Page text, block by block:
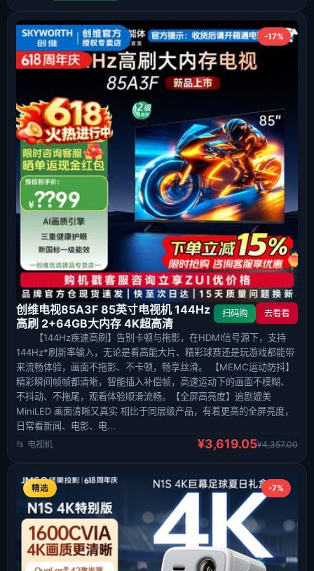
-17%
创维电视85A3F 85英寸电视机 144Hz
高刷 2+64GB大内存 4K超高清
扫码购 去看看
【144Hz疾速高刷】告别卡顿与拖影，在HDMI信号源下，支持
144Hz*刷新率输入，无论是看高能大片、精彩球赛还是玩游戏都能带
来流畅体验，画面不拖影、不卡顿，畅享丝滑。 【MEMC运动防抖】
精彩瞬间帧帧都清晰，智能插入补偿帧，高速运动下的画面不模糊、
不抖动、不拖尾，观看体验顺滑流畅。【全屏高亮度】追剧媲美
MiniLED 画面清晰又真实 相比于同层级产品，有着更高的全屏亮度，
日常看新闻、电影、电...
📂 电视机 ¥3,619.05¥4,357.00
-7%
精选